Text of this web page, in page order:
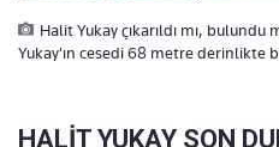
Halit Yukay çıkarıldı mı,
Yukay'ın cesedi 68 metre derinlikte
HALİT YUKAY SON